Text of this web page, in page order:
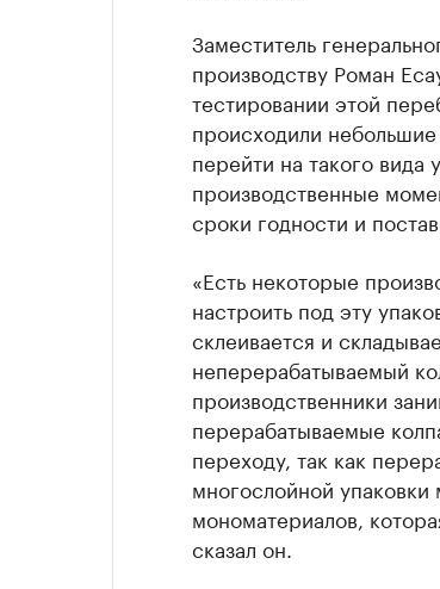
Заместитель
производству Роман
тестировании этой
происходили
перейти на такого вида
производственные
сроки годности и
«Есть некоторые
настроить под эту
склеивается и
неперерабатываемый
производственники
перерабатываемые
переходу, так как
многослойной
мономатериалов,
сказал он.